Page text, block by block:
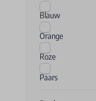
Blauw
Orange
Roze
Paars